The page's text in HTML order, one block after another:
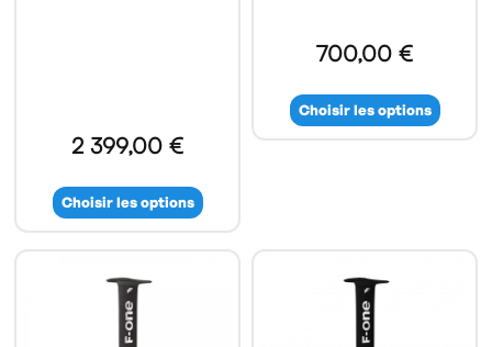
2 399,00 €
Choisir les options
700,00 €
Choisir les options